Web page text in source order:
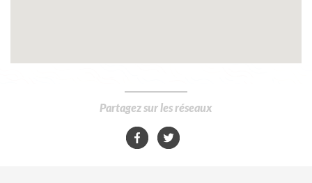
Partagez sur les réseaux